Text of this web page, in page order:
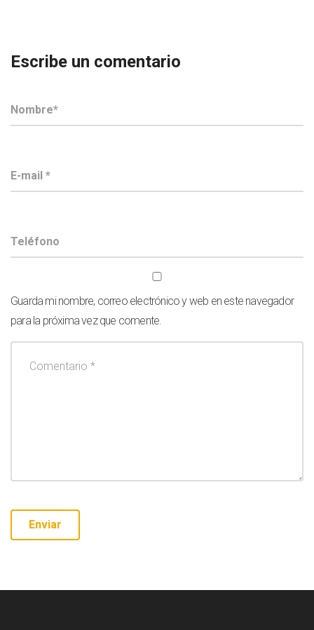
Escribe un comentario
Guarda mi nombre, correo electrónico y web en este navegador
para la próxima vez que comente.